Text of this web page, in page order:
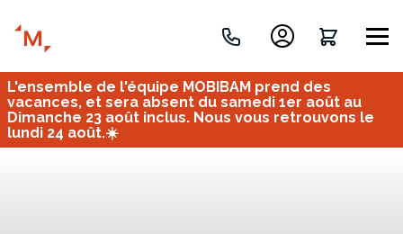
Créez votre projet de A à Z
L'ensemble de l'équipe MOBIBAM prend des
vacances, et sera absent du samedi 1er août au
Dimanche 23 août inclus. Nous vous retrouvons le
lundi 24 août.☀️